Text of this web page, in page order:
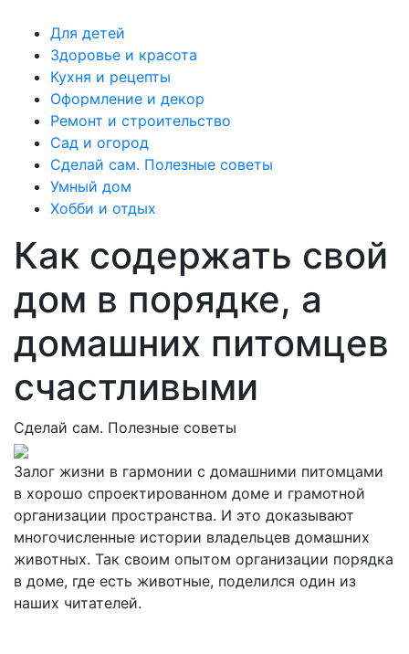
Для детей
Здоровье и красота
Кухня и рецепты
Оформление и декор
Ремонт и строительство
Сад и огород
Сделай сам. Полезные советы
Умный дом
Хобби и отдых
Как содержать свой
дом в порядке, а
домашних питомцев
счастливыми
Сделай сам. Полезные советы
Залог жизни в гармонии с домашними питомцами
в хорошо спроектированном доме и грамотной
организации пространства. И это доказывают
многочисленные истории владельцев домашних
животных. Так своим опытом организации порядка
в доме, где есть животные, поделился один из
наших читателей.